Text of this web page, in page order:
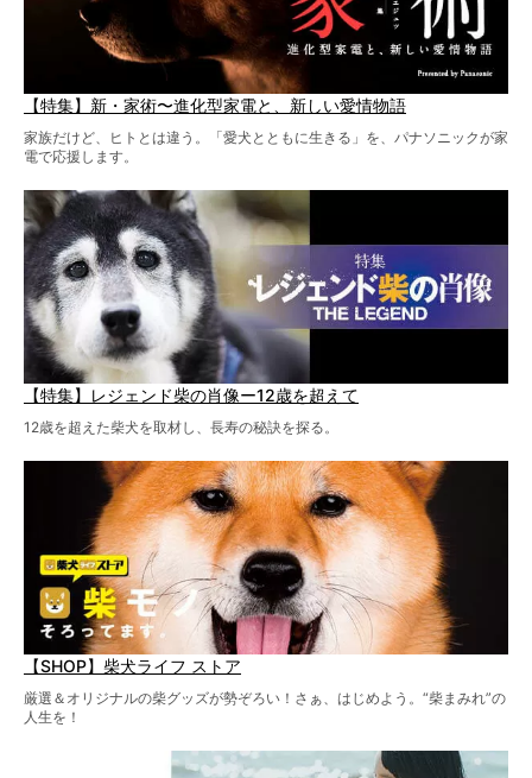
【特集】新・家術〜進化型家電と、新しい愛情物語
家族だけど、ヒトとは違う。「愛犬とともに生きる」を、パナソニックが家
電で応援します。
【特集】レジェンド柴の肖像ー12歳を超えて
12歳を超えた柴犬を取材し、長寿の秘訣を探る。
【SHOP】柴犬ライフ ストア
厳選＆オリジナルの柴グッズが勢ぞろい！さぁ、はじめよう。“柴まみれ”の
人生を！